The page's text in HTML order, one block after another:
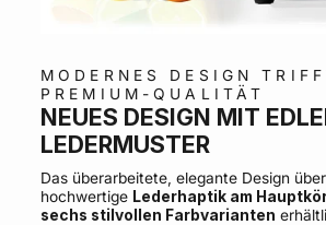
MODERNES DESIGN
PREMIUM-QUALITÄT
NEUES DESIGN MIT
LEDERMUSTER
Das überarbeitete, elegante Design
hochwertige Lederhaptik am
sechs stilvollen Farbvarianten